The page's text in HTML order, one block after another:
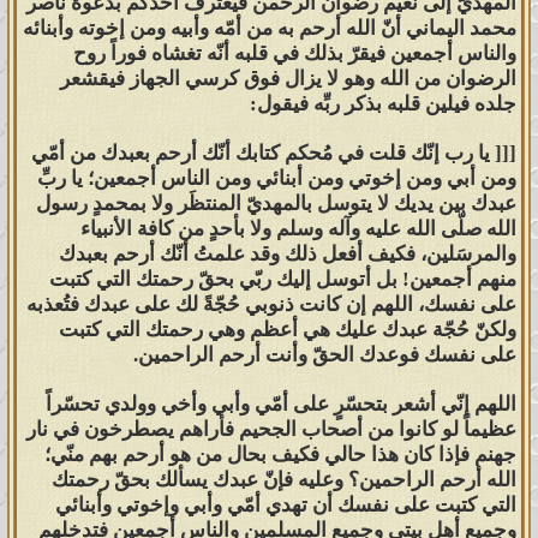
فَقَدْ كَذَّبُوكُم بِمَا تَقُولُونَ فَمَا تَسْتَطِيعُونَ
صَرْفًا وَلَا نَصْرًا ۚوَمَن يَظْلِم مِّنكُمْ نُذِقْهُ
عَذَابًا كَبِيرًا ﴿١٩﴾ وَمَا أَرْسَلْنَا قَبْلَكَ مِنَ
الْمُرْسَلِينَ إِلَّا إِنَّهُمْ لَيَأْكُلُونَ الطَّعَامَ
وَيَمْشُونَ فِي الْأَسْوَاقِ ۗوَجَعَلْنَا بَعْضَكُمْ
لِبَعْضٍ فِتْنَةً أَتَصْبِرُونَ ۗ وَكَانَ رَبُّكَ بَصِيرًا
﴿٢٠﴾}
صدق الله العظيم [الفرقان].
ويا معشر كافة علماء المسلمين وعامتهم
أجمعين والناس كافةً، كونوا شهداء على
أنفسكم أنه تبيّن لكم أنّكم كنتم على
الباطل جميعاً المسلم منكم والكافر
سواء، أم يزعم المسلمون أنهم أهدى من
الكافرين سبيلاً؟ فمن ثمّ يردّ الإمام
المهديّ على المسلمين وأقول: والله ثم
والله لو صلّيتم الليل والنهار لله وأنفقتم
محمد اليماني أنّ الله أرحم به من أمّه وأبيه ومن إخوته وأبنائه
والناس أجمعين فيقرّ بذلك في قلبه أنّه تغشاه فوراً روح
الرضوان من الله وهو لا يزال فوق كرسي الجهاز فيقشعر
جلده فيلين قلبه بذكر ربِّه فيقول:
[[[ يا رب إنّك قلت في مُحكم كتابك أنّك أرحم بعبدك من أمّي
ومن أبي ومن إخوتي ومن أبنائي ومن الناس أجمعين؛ يا ربِّ
عبدك بين يديك لا يتوسل بالمهديّ المنتظَر ولا بمحمدٍ رسول
الله صلّى الله عليه وآله وسلم ولا بأحدٍ من كافة الأنبياء
والمرسَلين، فكيف أفعل ذلك وقد علمتُ أنّك أرحم بعبدك
منهم أجمعين! بل أتوسل إليك ربّي بحقّ رحمتك التي كتبت
على نفسك، اللهم إن كانت ذنوبي حُجّةً لك على عبدك فتُعذبه
ولكنّ حُجّة عبدك عليك هي أعظم وهي رحمتك التي كتبت
على نفسك فوعدك الحقّ وأنت أرحم الراحمين.
اللهم إنّي أشعر بتحسّرٍ على أمّي وأبي وأخي وولدي تحسّراً
عظيماً لو كانوا من أصحاب الجحيم فأراهم يصطرخون في نار
جهنم فإذا كان هذا حالي فكيف بحال من هو أرحم بهم منّي؛
الله أرحم الراحمين؟ وعليه فإنّ عبدك يسألك بحقّ رحمتك
التي كتبت على نفسك أن تهدي أمّي وأبي وإخوتي وأبنائي
وجميع أهل بيتي وجميع المسلمين والناس أجمعين فتدخلهم